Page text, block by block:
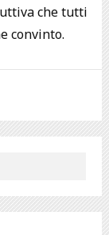
che tutti
convinto.